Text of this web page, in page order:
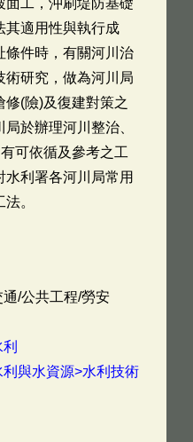
面工，沖刷堤防基礎
其適用性與執行成
條件時，有關河川治
術研究，做為河川局
(險)及復建對策之
於辦理河川整治、
可依循及參考之工
利署各河川局常用
。
/公共工程/勞安
與水資源>水利技術